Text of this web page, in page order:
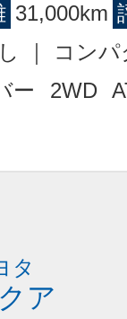
31,000km
｜ コン
ー 2WD
タ
ア